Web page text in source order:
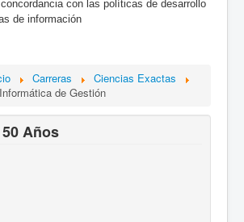
con las políticas de desarrollo
de información
Carreras
Ciencias Exactas
de Gestión
Años